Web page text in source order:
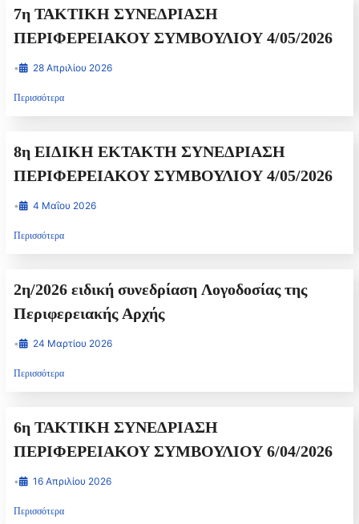
7η ΤΑΚΤΙΚΗ ΣΥΝΕΔΡΙΑΣΗ
ΠΕΡΙΦΕΡΕΙΑΚΟΥ ΣΥΜΒΟΥΛΙΟΥ 4/05/2026
• 28 Απριλίου 2026
Περισσότερα
8η ΕΙΔΙΚΗ ΕΚΤΑΚΤΗ ΣΥΝΕΔΡΙΑΣΗ
ΠΕΡΙΦΕΡΕΙΑΚΟΥ ΣΥΜΒΟΥΛΙΟΥ 4/05/2026
• 4 Μαΐου 2026
Περισσότερα
2η/2026 ειδική συνεδρίαση Λογοδοσίας της
Περιφερειακής Αρχής
• 24 Μαρτίου 2026
Περισσότερα
6η ΤΑΚΤΙΚΗ ΣΥΝΕΔΡΙΑΣΗ
ΠΕΡΙΦΕΡΕΙΑΚΟΥ ΣΥΜΒΟΥΛΙΟΥ 6/04/2026
• 16 Απριλίου 2026
Περισσότερα